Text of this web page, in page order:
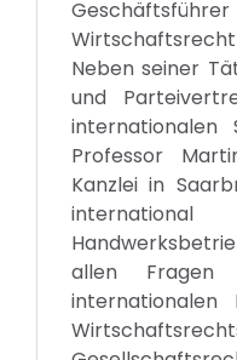
Neben seiner
und
internationalen
Professor
Kanzlei in
allen Fragen